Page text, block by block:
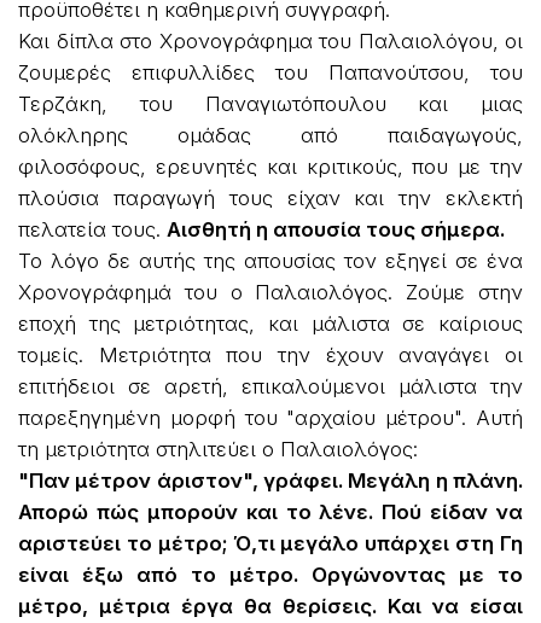
προϋποθέτει η καθημερινή συγγραφή.
Και δίπλα στο Χρονογράφημα του Παλαιολόγου, οι
ζουμερές επιφυλλίδες του Παπανούτσου, του
Τερζάκη, του Παναγιωτόπουλου και μιας
ολόκληρης ομάδας από παιδαγωγούς,
φιλοσόφους, ερευνητές και κριτικούς, που με την
πλούσια παραγωγή τους είχαν και την εκλεκτή
πελατεία τους. Αισθητή η απουσία τους σήμερα.
Το λόγο δε αυτής της απουσίας τον εξηγεί σε ένα
Χρονογράφημά του ο Παλαιολόγος. Ζούμε στην
εποχή της μετριότητας, και μάλιστα σε καίριους
τομείς. Μετριότητα που την έχουν αναγάγει οι
επιτήδειοι σε αρετή, επικαλούμενοι μάλιστα την
παρεξηγημένη μορφή του "αρχαίου μέτρου". Αυτή
τη μετριότητα στηλιτεύει ο Παλαιολόγος:
"Παν μέτρον άριστον", γράφει. Μεγάλη η πλάνη.
Απορώ πώς μπορούν και το λένε. Πού είδαν να
αριστεύει το μέτρο; Ό,τι μεγάλο υπάρχει στη Γη
είναι έξω από το μέτρο. Οργώνοντας με το
μέτρο, μέτρια έργα θα θερίσεις. Και να είσαι